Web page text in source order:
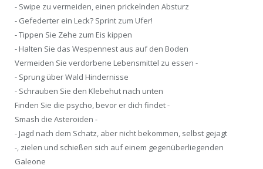
- Swipe zu vermeiden, einen prickelnden Absturz
- Gefederter ein Leck? Sprint zum Ufer!
- Tippen Sie Zehe zum Eis kippen
- Halten Sie das Wespennest aus auf den Boden
Vermeiden Sie verdorbene Lebensmittel zu essen -
- Sprung über Wald Hindernisse
- Schrauben Sie den Klebehut nach unten
Finden Sie die psycho, bevor er dich findet -
Smash die Asteroiden -
- Jagd nach dem Schatz, aber nicht bekommen, selbst gejagt
-, zielen und schießen sich auf einem gegenüberliegenden
Galeone